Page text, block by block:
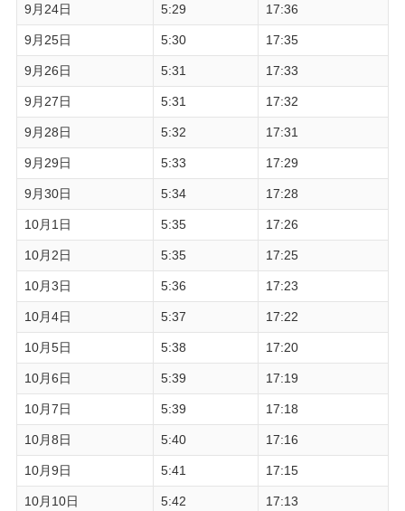
9月24日 5:29 17:36
9月25日 5:30 17:35
9月26日 5:31 17:33
9月27日 5:31 17:32
9月28日 5:32 17:31
9月29日 5:33 17:29
9月30日 5:34 17:28
10月1日 5:35 17:26
10月2日 5:35 17:25
10月3日 5:36 17:23
10月4日 5:37 17:22
10月5日 5:38 17:20
10月6日 5:39 17:19
10月7日 5:39 17:18
10月8日 5:40 17:16
10月9日 5:41 17:15
10月10日 5:42 17:13